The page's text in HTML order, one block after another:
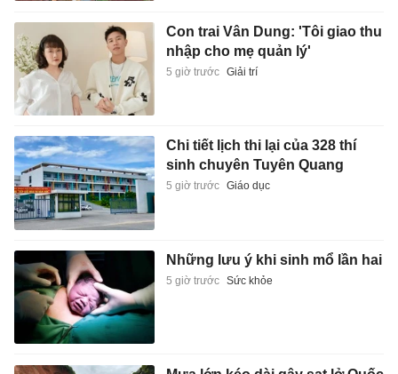
Con trai Vân Dung: 'Tôi giao thu
nhập cho mẹ quản lý'
5 giờ trước Giải trí
Chi tiết lịch thi lại của 328 thí
sinh chuyên Tuyên Quang
5 giờ trước Giáo dục
Những lưu ý khi sinh mổ lần hai
5 giờ trước Sức khỏe